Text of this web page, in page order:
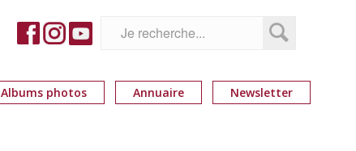
Albums photos Annuaire Newsletter